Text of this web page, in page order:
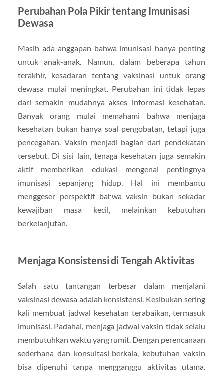
Perubahan Pola Pikir tentang Imunisasi
Dewasa
Masih ada anggapan bahwa imunisasi hanya penting
untuk anak-anak. Namun, dalam beberapa tahun
terakhir, kesadaran tentang vaksinasi untuk orang
dewasa mulai meningkat. Perubahan ini tidak lepas
dari semakin mudahnya akses informasi kesehatan.
Banyak orang mulai memahami bahwa menjaga
kesehatan bukan hanya soal pengobatan, tetapi juga
pencegahan. Vaksin menjadi bagian dari pendekatan
tersebut. Di sisi lain, tenaga kesehatan juga semakin
aktif memberikan edukasi mengenai pentingnya
imunisasi sepanjang hidup. Hal ini membantu
menggeser perspektif bahwa vaksin bukan sekadar
kewajiban masa kecil, melainkan kebutuhan
berkelanjutan.
Menjaga Konsistensi di Tengah Aktivitas
Salah satu tantangan terbesar dalam menjalani
vaksinasi dewasa adalah konsistensi. Kesibukan sering
kali membuat jadwal kesehatan terabaikan, termasuk
imunisasi. Padahal, menjaga jadwal vaksin tidak selalu
membutuhkan waktu yang rumit. Dengan perencanaan
sederhana dan konsultasi berkala, kebutuhan vaksin
bisa dipenuhi tanpa mengganggu aktivitas utama.